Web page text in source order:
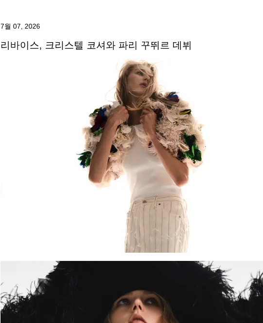
7월 07, 2026
리바이스, 크리스텔 코셔와 파리 꾸뛰르 데뷔